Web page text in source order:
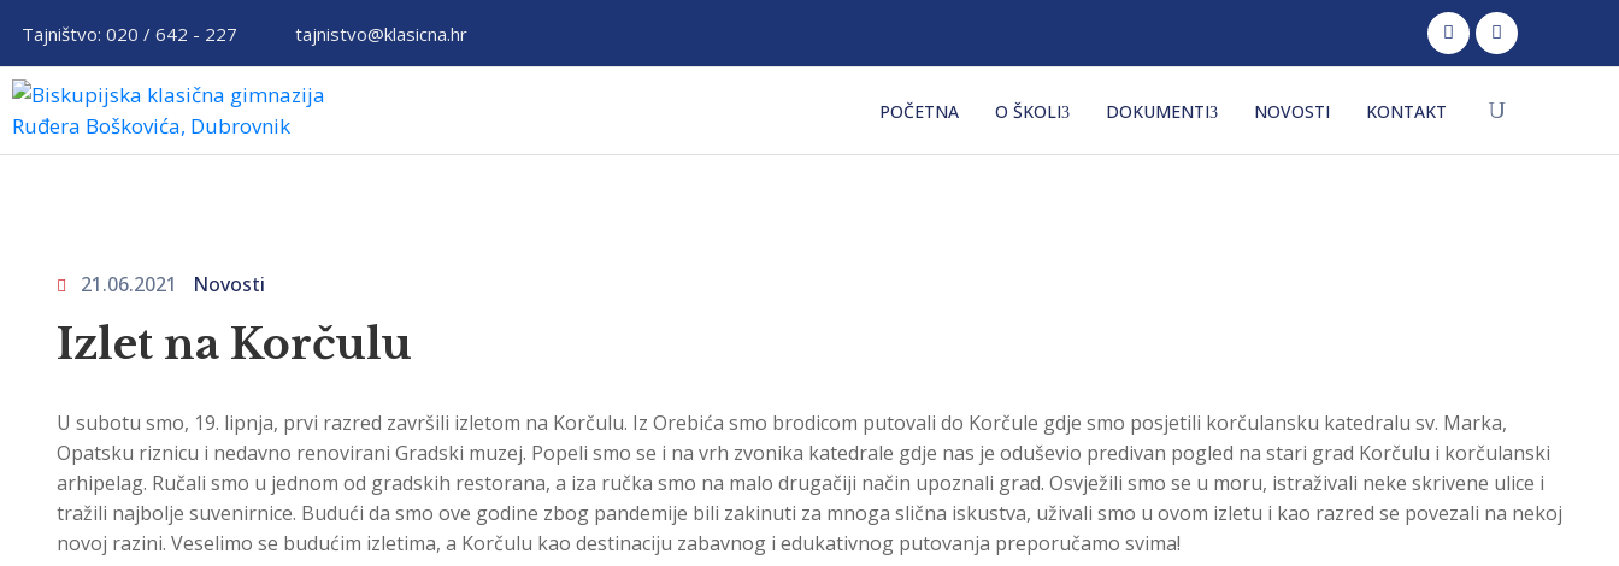
Tajništvo: 020 / 642 - 227 tajnistvo@klasicna.hr
POČETNA O ŠKOLI DOKUMENTI NOVOSTI KONTAKT
21.06.2021 Novosti
Izlet na Korčulu
U subotu smo, 19. lipnja, prvi razred završili izletom na Korčulu. Iz Orebića smo brodicom putovali do Korčule gdje smo posjetili korčulansku katedralu sv. Marka,
Opatsku riznicu i nedavno renovirani Gradski muzej. Popeli smo se i na vrh zvonika katedrale gdje nas je oduševio predivan pogled na stari grad Korčulu i korčulanski
arhipelag. Ručali smo u jednom od gradskih restorana, a iza ručka smo na malo drugačiji način upoznali grad. Osvježili smo se u moru, istraživali neke skrivene ulice i
tražili najbolje suvenirnice. Budući da smo ove godine zbog pandemije bili zakinuti za mnoga slična iskustva, uživali smo u ovom izletu i kao razred se povezali na nekoj
novoj razini. Veselimo se budućim izletima, a Korčulu kao destinaciju zabavnog i edukativnog putovanja preporučamo svima!